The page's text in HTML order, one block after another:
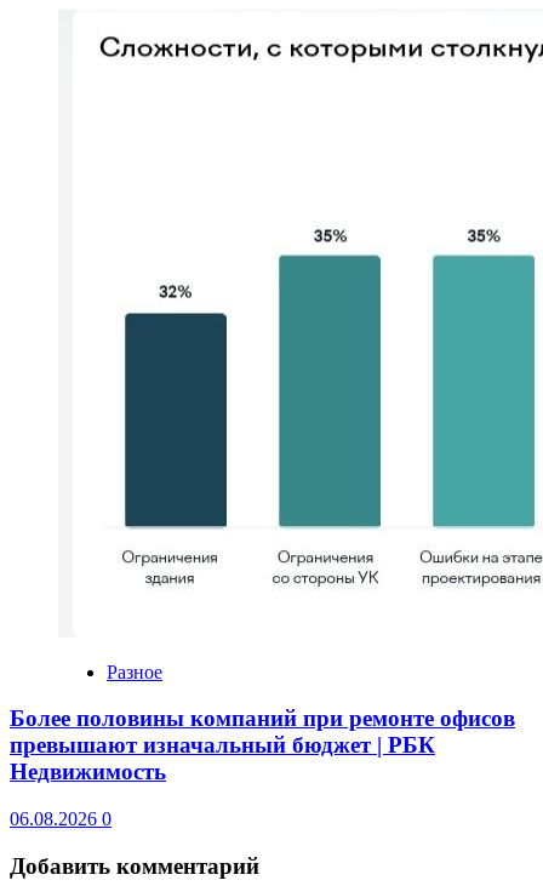
Разное
Более половины компаний при ремонте офисов
превышают изначальный бюджет | РБК
Недвижимость
06.08.2026 0
Добавить комментарий